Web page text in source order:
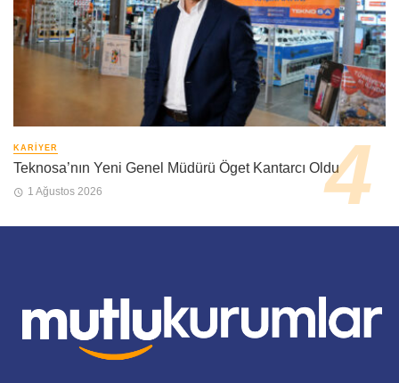
KARIYER
Teknosa’nın Yeni Genel Müdürü Öget Kantarcı Oldu
1 Ağustos 2026